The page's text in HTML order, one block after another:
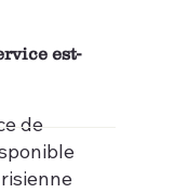
est-
de